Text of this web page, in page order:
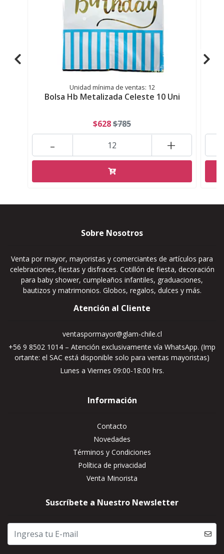
Unidad mínima de ventas: 12
Bolsa Hb Metalizada Celeste 10 Uni
$628$785
+
-
Sobre Nosotros
Venta por mayor, mayoristas y comerciantes de artículos para
celebraciones, fiestas y disfraces. Cotillón de fiesta, decoración
para baby shower, cumpleaños infantiles, graduaciones,
bautizos y matrimonios. Globos, regalos, dulces y más.
Atención al Cliente
ventaspormayor@glam-chile.cl
+56 9 8502 1014 – Atención exclusivamente vía WhatsApp. (Imp
ortante: el SAC está disponible solo para ventas mayoristas)
Lunes a Viernes 09:00-18:00 hrs.
Información
Contacto
Novedades
Términos y Condiciones
Política de privacidad
Venta Minorista
Suscríbete a Nuestro Newsletter